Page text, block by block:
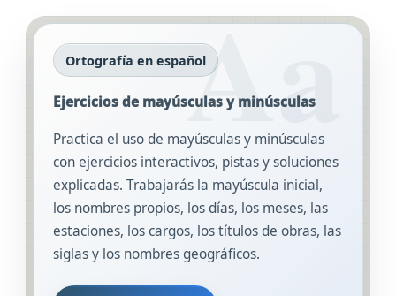
DE
Ortografía en español
Ejercicios de mayúsculas y minúsculas
Practica el uso de mayúsculas y minúsculas
con ejercicios interactivos, pistas y soluciones
explicadas. Trabajarás la mayúscula inicial,
los nombres propios, los días, los meses, las
estaciones, los cargos, los títulos de obras, las
siglas y los nombres geográficos.